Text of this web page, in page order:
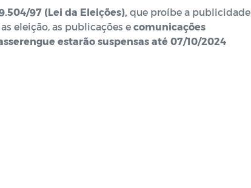
97 (Lei da Eleições), que proíbe a publicidade
eleição, as publicações e comunicações
estarão suspensas até 07/10/2024